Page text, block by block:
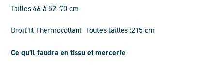
Tailles 46 à 52 :70 cm
Droit fil Thermocollant Toutes tailles :215 cm
Ce qu’il faudra en tissu et mercerie